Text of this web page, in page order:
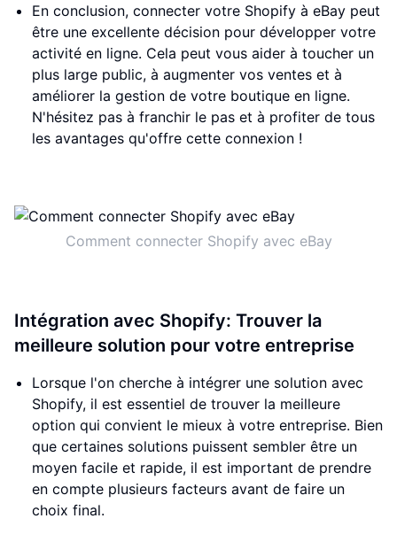
En conclusion, connecter votre Shopify à eBay peut
être une excellente décision pour développer votre
activité en ligne. Cela peut vous aider à toucher un
plus large public, à augmenter vos ventes et à
améliorer la gestion de votre boutique en ligne.
N'hésitez pas à franchir le pas et à profiter de tous
les avantages qu'offre cette connexion !
Comment connecter Shopify avec eBay
Intégration avec Shopify: Trouver la
meilleure solution pour votre entreprise
Lorsque l'on cherche à intégrer une solution avec
Shopify, il est essentiel de trouver la meilleure
option qui convient le mieux à votre entreprise. Bien
que certaines solutions puissent sembler être un
moyen facile et rapide, il est important de prendre
en compte plusieurs facteurs avant de faire un
choix final.